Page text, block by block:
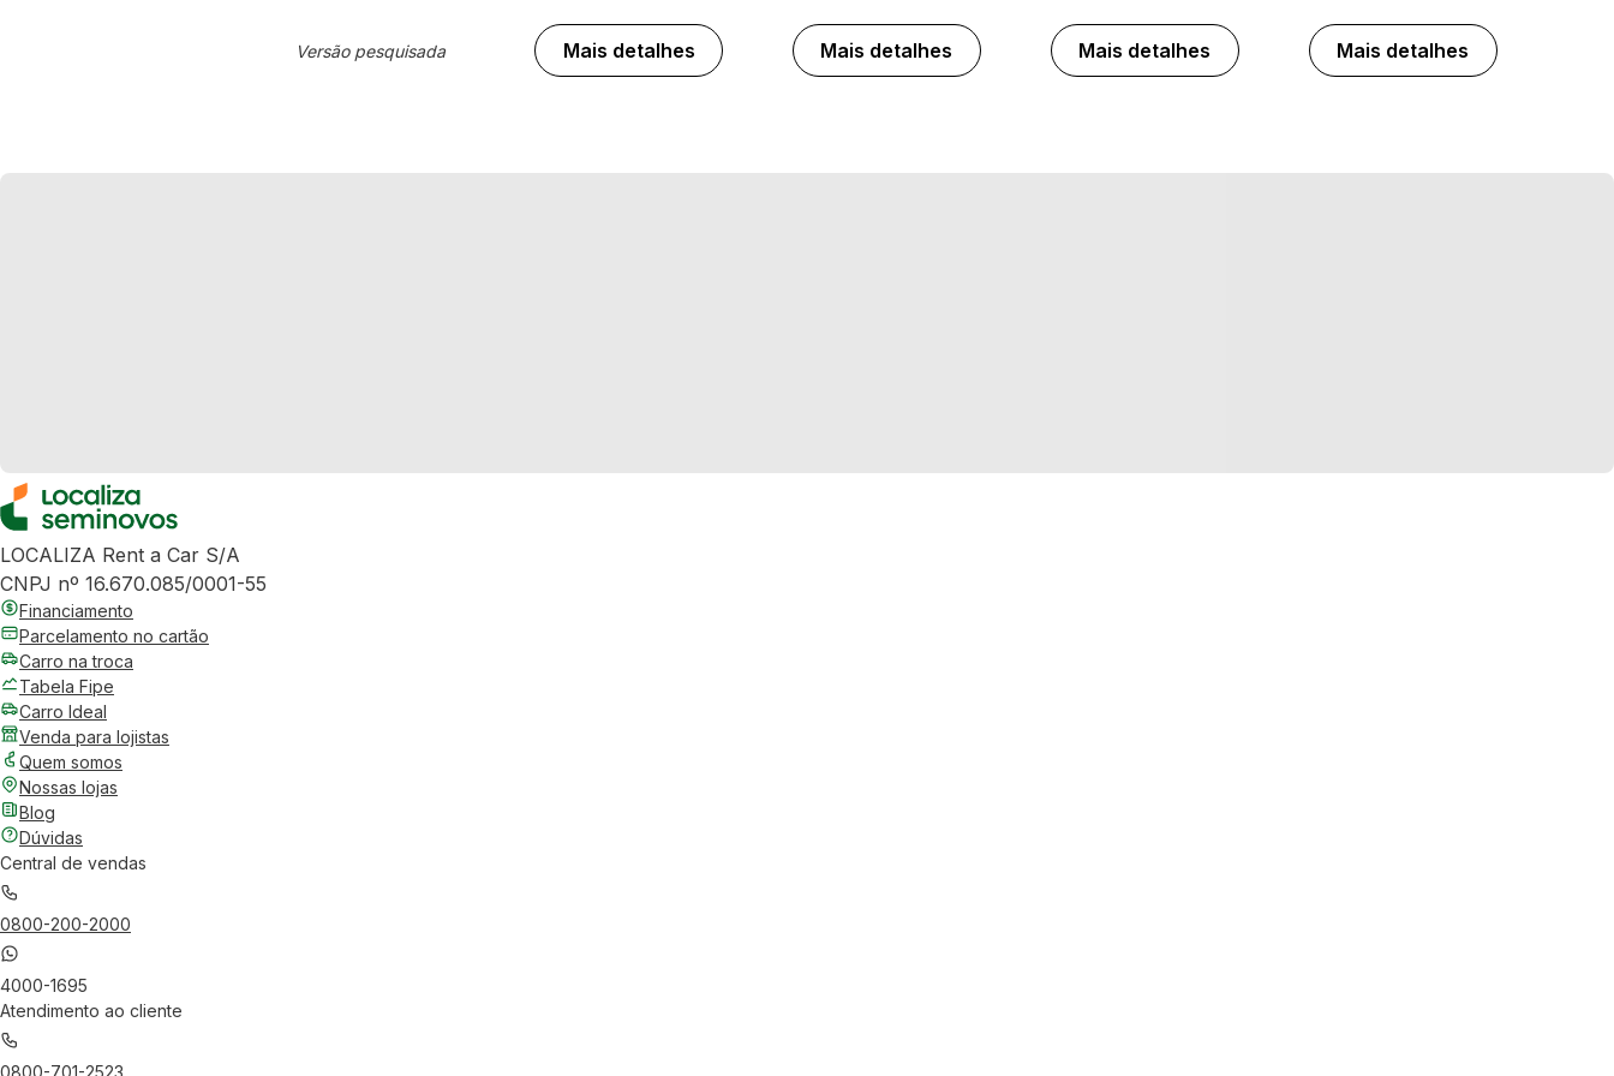
Versão pesquisada Mais detalhes Mais detalhes Mais detalhes Mais detalhes
LOCALIZA Rent a Car S/A
CNPJ nº 16.670.085/0001-55
Financiamento
Parcelamento no cartão
Carro na troca
Tabela Fipe
Carro Ideal
Venda para lojistas
Quem somos
Nossas lojas
Blog
Dúvidas
Central de vendas
0800-200-2000
4000-1695
Atendimento ao cliente
0800-701-2523